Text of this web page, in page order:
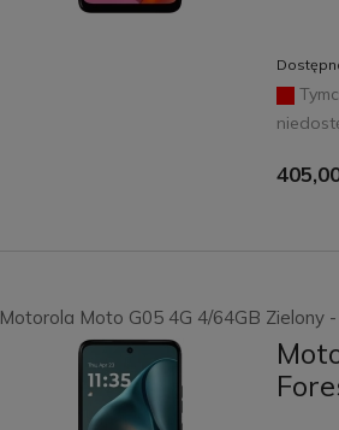
Motorola Moto G05 4G 4/64GB Zielony